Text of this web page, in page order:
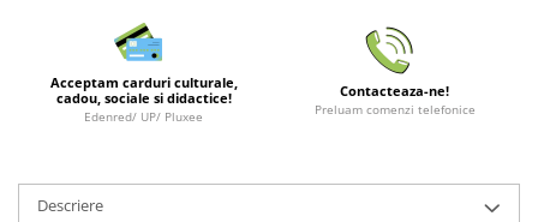
Studio Ghibli/My Neighbor
Totoro/Kiki etc
Minecraft
Pokemon
Acceptam carduri culturale,
cadou, sociale si didactice!
Edenred/ UP/ Pluxee
Contacteaza-ne!
Preluam comenzi telefonice
Descriere